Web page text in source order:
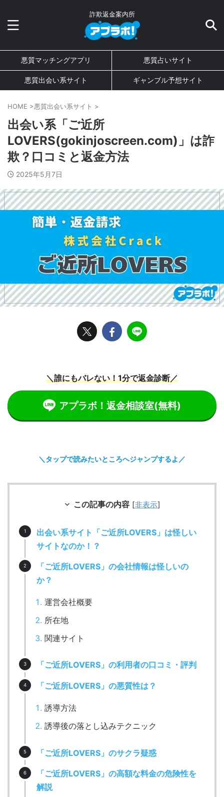
詐欺返金案内所
悪質マッチングアプリ 悪質占いサイト
悪質出会い系サイト ギャンブル予想サイト
HOME >悪質出会い系サイト >
出会い系「ご近所
LOVERS(gokinjoscreen.com)」は詐
欺？口コミと返金方法
2025年5月7日
＼誰にもバレない！1分で返金診断／
アプラボ！返金相談室(無料)
＼タップで読みたいところへジャンプするよ／
この記事の内容 [非表示]
出会い系サイト「ご近所LOVERS」は怪しい
サイトなのか！？
「ご近所LOVERS」の会社情報は怪しいの
か？
運営会社概要
所在地
関連サイト
「ご近所LOVERS」の利用者の口コミ・評判
「ご近所LOVERS」の悪質性は？
誘導方法
誘導後の落とし込みテクニック
「ご近所LOVERS」のサクラ疑惑
「ご近所LOVERS」の高額な料金の危険性を
解説